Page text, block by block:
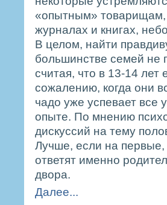
«опытным» товарищам,
журналах и книгах,
В целом, найти
большинстве семей не
считая, что в 13-14
сожалению, когда они
чадо уже успевает все
опыте. По мнению
дискуссий на тему
Лучше, если на
ответят именно
двора.
Далее...